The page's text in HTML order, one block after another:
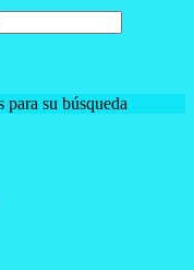
para su búsqueda